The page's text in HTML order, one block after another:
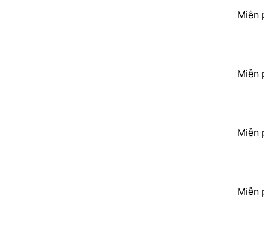
Miễn
Miễn
Miễn
Miễn